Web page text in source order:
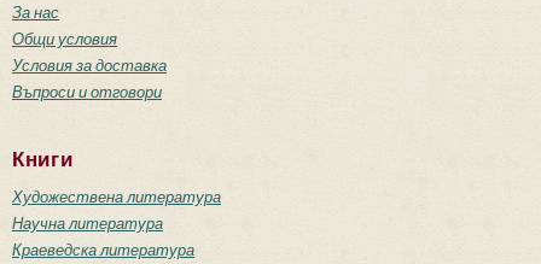
За нас
Общи условия
Условия за доставка
Въпроси и отговори
Книги
Художествена литература
Научна литература
Краеведска литература